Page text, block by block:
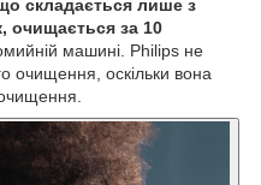
складається лише з
очищається за 10
машині. Philips не
очищення, оскільки вона